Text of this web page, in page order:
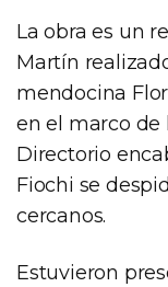
La obra es un
Martín
mendocina
en el marco
Directorio
Fiochi se
cercanos.
Estuvieron